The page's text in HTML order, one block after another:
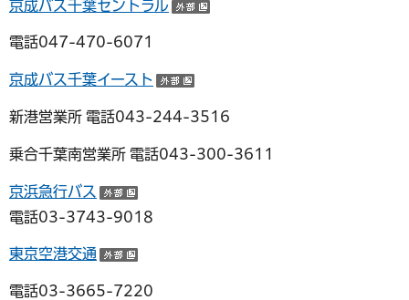
京成バス千葉セントラル
電話047-470-6071
京成バス千葉イースト
新港営業所 電話043-244-3516
乗合千葉南営業所 電話043-300-3611
京浜急行バス
電話03-3743-9018
東京空港交通
電話03-3665-7220